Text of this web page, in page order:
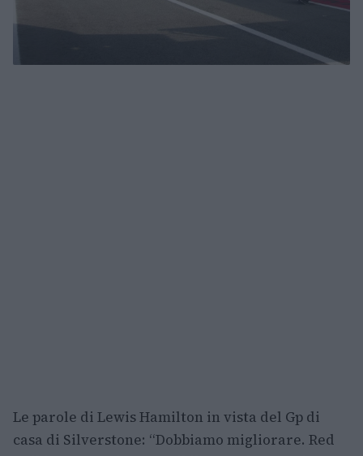
Le parole di Lewis Hamilton in vista del Gp di
casa di Silverstone: “Dobbiamo migliorare. Red